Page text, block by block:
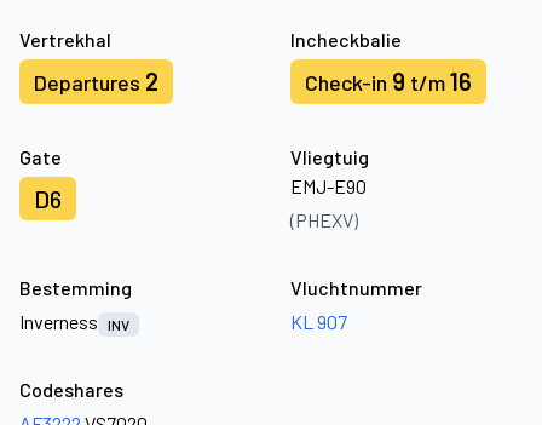
Vertrekhal
Departures 2
Incheckbalie
Check-in 9 t/m16
Gate
D6
Vliegtuig
EMJ-E90
(PHEXV)
Bestemming
Inverness
INV
Vluchtnummer
KL 907
Codeshares